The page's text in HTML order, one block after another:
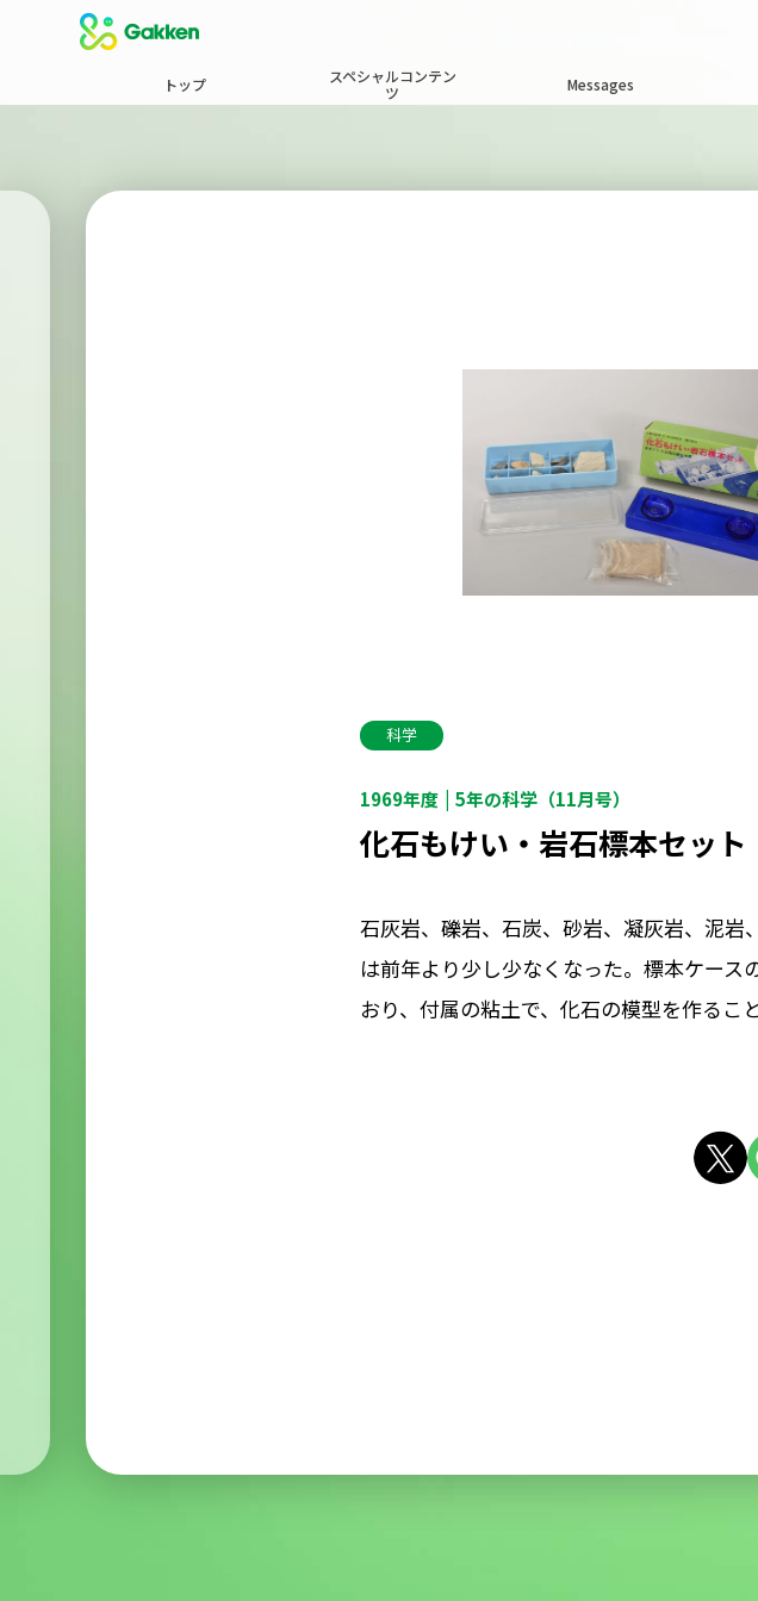
トップ
スペシャルコンテン
ツ
Messages
科学
1969年度 5年の科学（11月号）
化石もけい・岩石標本セット
石灰岩、礫岩、石炭、砂岩、凝灰岩、泥
は前年より少し少なくなった。標本ケー
おり、付属の粘土で、化石の模型を作るこ